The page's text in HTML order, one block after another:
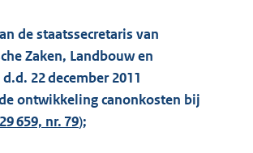
de staatssecretaris van
Zaken, Landbouw en
22 december 2011
ontwikkeling canonkosten bij
29 659, nr. 79);